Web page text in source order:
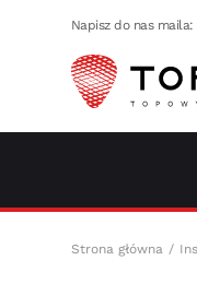
Napisz do nas maila:
Strona główna